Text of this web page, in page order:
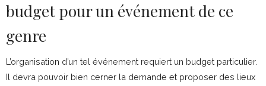
budget pour un événement de ce
genre
L’organisation d’un tel événement requiert un budget particulier.
Il devra pouvoir bien cerner la demande et proposer des lieux